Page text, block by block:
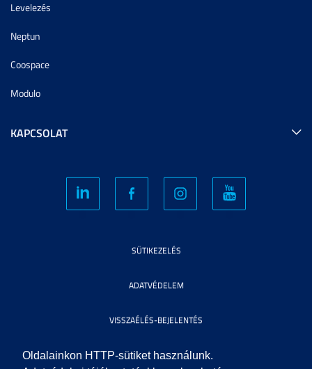
Oldalainkon HTTP-sütiket használunk.
Levelezés
Neptun
Coospace
Modulo
KAPCSOLAT
SÜTIKEZELÉS
ADATVÉDELEM
VISSZAÉLÉS-BEJELENTÉS
KÖZÉRDEKŰ ADATOK